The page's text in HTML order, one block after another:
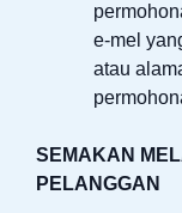
e-mel
atau
SEMAKAN
PELANGGAN